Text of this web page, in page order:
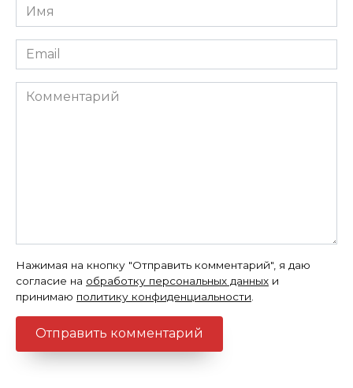
Имя
*
Email
*
Комментарий
Нажимая на кнопку "Отправить комментарий", я даю
согласие на обработку персональных данных и
принимаю политику конфиденциальности